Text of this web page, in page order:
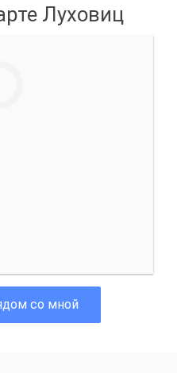
Луховиц
со мной